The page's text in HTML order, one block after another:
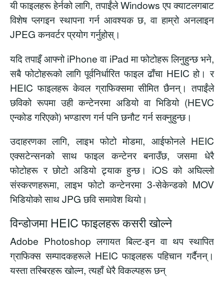
यी फाइलहरू हेर्नको लागि, तपाईंले Windows एप क्याटलगबाट
विशेष प्लगइन स्थापना गर्न आवश्यक छ, वा हाम्रो अनलाइन
JPEG कनवर्टर प्रयोग गर्नुहोस्।
यदि तपाइँ आफ्नो iPhone वा iPad मा फोटोहरू लिनुहुन्छ भने,
सबै फोटोहरूको लागि पूर्वनिर्धारित फाइल ढाँचा HEIC हो। र
HEIC फाइलहरू केवल ग्राफिक्समा सीमित छैनन्। तपाईंले
छविको रूपमा उही कन्टेनरमा अडियो वा भिडियो (HEVC
एन्कोड गरिएको) भण्डारण गर्न पनि छनौट गर्न सक्नुहुन्छ।
उदाहरणका लागि, लाइभ फोटो मोडमा, आईफोनले HEIC
एक्सटेन्सनको साथ फाइल कन्टेनर बनाउँछ, जसमा धेरै
फोटोहरू र छोटो अडियो ट्र्याक हुन्छ। iOS को अघिल्लो
संस्करणहरूमा, लाइभ फोटो कन्टेनरमा 3-सेकेन्डको MOV
भिडियोको साथ JPG छवि समावेश थियो।
विन्डोजमा HEIC फाइलहरू कसरी खोल्ने
Adobe Photoshop लगायत बिल्ट-इन वा थप स्थापित
ग्राफिक्स सम्पादकहरूले HEIC फाइलहरू पहिचान गर्दैनन्।
यस्ता तस्बिरहरू खोल्न, त्यहाँ धेरै विकल्पहरू छन्